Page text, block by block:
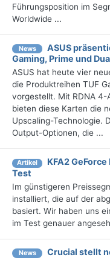
Führungsposition im
Worldwide ...
News
ASUS
Gaming, Prime und
ASUS hat heute vier
die Produktreihen TUF
vorgestellt. Mit RDNA
bieten diese Karten die
Upscaling-Technologie.
Output-Optionen, die ...
Artikel
KFA2
Test
Im günstigeren
installiert, die auf der
basiert. Wir haben uns
im Test genauer
News Crucial stellt